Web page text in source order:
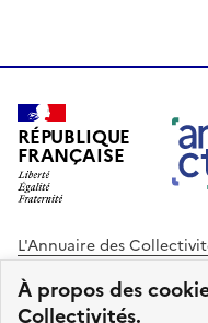
À propos des
Collectivités.
RÉPUBLIQUE
FRANÇAISE
L'Annuaire des
des Territoires
Cohésion des Territoires